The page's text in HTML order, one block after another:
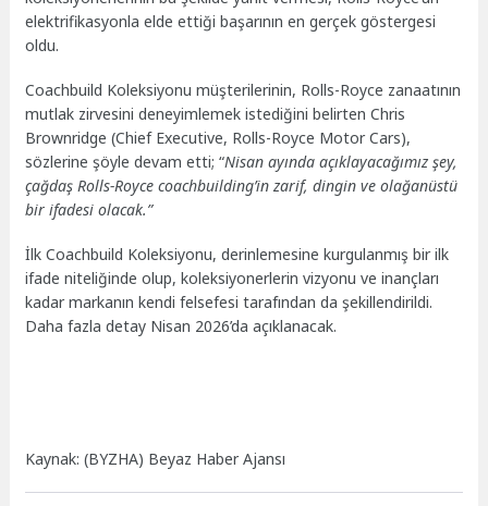
elektrifikasyonla elde ettiği başarının en gerçek göstergesi
oldu.
Coachbuild Koleksiyonu müşterilerinin, Rolls-Royce zanaatının
mutlak zirvesini deneyimlemek istediğini belirten Chris
Brownridge (Chief Executive, Rolls-Royce Motor Cars),
sözlerine şöyle devam etti; “Nisan ayında açıklayacağımız şey,
çağdaş Rolls-Royce coachbuilding’in zarif, dingin ve olağanüstü
bir ifadesi olacak.”
İlk Coachbuild Koleksiyonu, derinlemesine kurgulanmış bir ilk
ifade niteliğinde olup, koleksiyonerlerin vizyonu ve inançları
kadar markanın kendi felsefesi tarafından da şekillendirildi.
Daha fazla detay Nisan 2026’da açıklanacak.
Kaynak: (BYZHA) Beyaz Haber Ajansı